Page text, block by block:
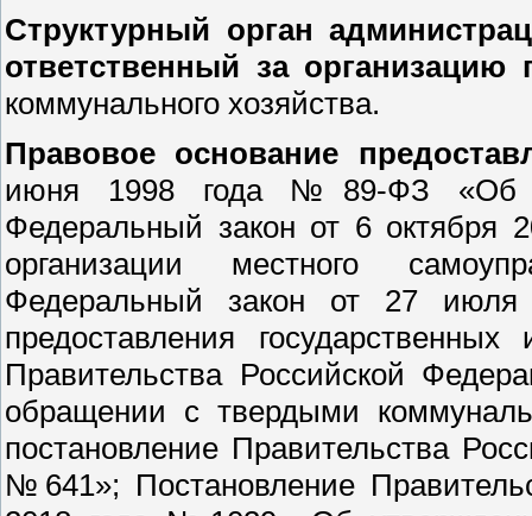
Структурный орган
ответственный за организацию
коммунального хозяйства.
Правовое основание
июня 1998 года №89-ФЗ «Об
Федеральный закон от 6
организации местного
Федеральный закон от 27
предоставления
Правительства Российской
обращении с твердыми
постановление Правительства
№641»; Постановление